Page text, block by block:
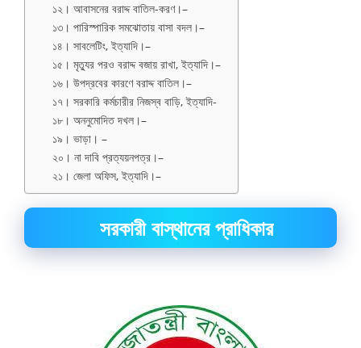
১২। আবাসনের বরাদ্দ বাতিল-করণ।–
১৩। পারিস্পারিক সমঝোতায় বাসা বদল।–
১৪। সাবলেটিং, ইত্যাদি।–
১৫। মৃত্যুর পরও বরাদ্দ বজায় রাখা, ইত্যাদি।–
১৬। উপদ্রবের কারণে বরাদ্দ বাতিল।–
১৭। সরকারি কর্মচারীর নিজস্ব বাড়ি, ইত্যাদি-
১৮। অননুমোদিত দখল।–
১৯। ভাড়া। –
২০। না দাবি প্রত্যয়নপত্র।–
২১। জেলা অফিস, ইত্যাদি।–
সরকারী বাস্থানের প্রাধিকার